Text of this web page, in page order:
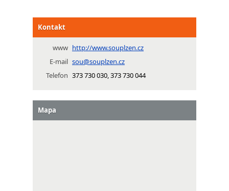
Kontakt
www http://www.souplzen.cz
E-mail sou@souplzen.cz
Telefon 373 730 030, 373 730 044
Mapa